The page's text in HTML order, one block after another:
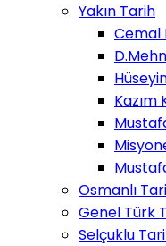
Yakın Tarih
Cemal
Kazım
Osmanlı
Genel Türk
Selçuklu